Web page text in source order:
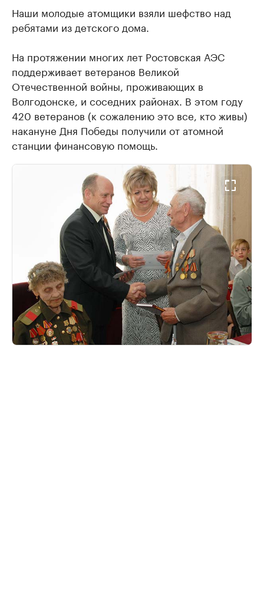
Наши молодые атомщики взяли шефство над
ребятами из детского дома.
На протяжении многих лет Ростовская АЭС
поддерживает ветеранов Великой
Отечественной войны, проживающих в
Волгодонске, и соседних районах. В этом году
420 ветеранов (к сожалению это все, кто живы)
накануне Дня Победы получили от атомной
станции финансовую помощь.